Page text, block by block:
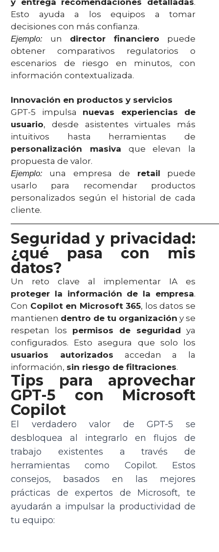
y entrega recomendaciones detalladas.
Esto ayuda a los equipos a tomar
decisiones con más confianza.
Ejemplo: un director financiero puede
obtener comparativos regulatorios o
escenarios de riesgo en minutos, con
información contextualizada.
Innovación en productos y servicios
GPT-5 impulsa nuevas experiencias de
usuario, desde asistentes virtuales más
intuitivos hasta herramientas de
personalización masiva que elevan la
propuesta de valor.
Ejemplo: una empresa de retail puede
usarlo para recomendar productos
personalizados según el historial de cada
cliente.
Seguridad y privacidad:
¿qué pasa con mis
datos?
Un reto clave al implementar IA es
proteger la información de la empresa.
Con Copilot en Microsoft 365, los datos se
mantienen dentro de tu organización y se
respetan los permisos de seguridad ya
configurados. Esto asegura que solo los
usuarios autorizados accedan a la
información, sin riesgo de filtraciones.
Tips para aprovechar
GPT-5 con Microsoft
Copilot
El verdadero valor de GPT-5 se
desbloquea al integrarlo en flujos de
trabajo existentes a través de
herramientas como Copilot. Estos
consejos, basados en las mejores
prácticas de expertos de Microsoft, te
ayudarán a impulsar la productividad de
tu equipo:
Contáctanos